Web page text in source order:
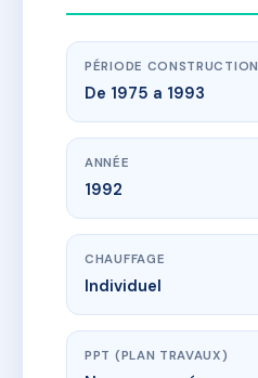
PÉRIODE CONSTRUCTION
De 1975 a 1993
ANNÉE
1992
CHAUFFAGE
Individuel
PPT (PLAN TRAVAUX)